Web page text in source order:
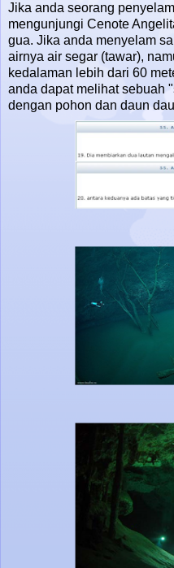
Jika anda seorang
mengunjungi Cenote
gua. Jika anda menyelam
airnya air segar (tawar),
kedalaman lebih dari 60
anda dapat melihat sebuah
dengan pohon dan daun